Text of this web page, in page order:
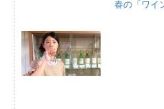
春の「ワイ